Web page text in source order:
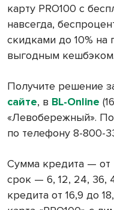
карту PRO100 с
навсегда,
скидками до 10% на
выгодным кешбэком.
Получите решение
сайте, в BL-Online
«Левобережный».
по телефону 8-800-
Сумма кредита — от
срок — 6, 12, 24, 36,
кредита от 16,9 до